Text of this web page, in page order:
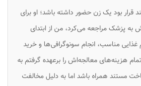
قرار بود یک زن حضور داشته باشد؛ او برای
پزشک مراجعه می‌کرد، من از ابتدای
غذایی مناسب، انجام سونوگرافی‌ها و خرید
هزینه‌های معالجه‌اش را برعهده گرفتم به
مستند همراه باشد اما به دلیل مخالفت